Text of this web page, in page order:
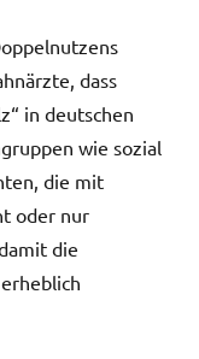
dass
in deutschen
wie sozial
die mit
oder nur
die